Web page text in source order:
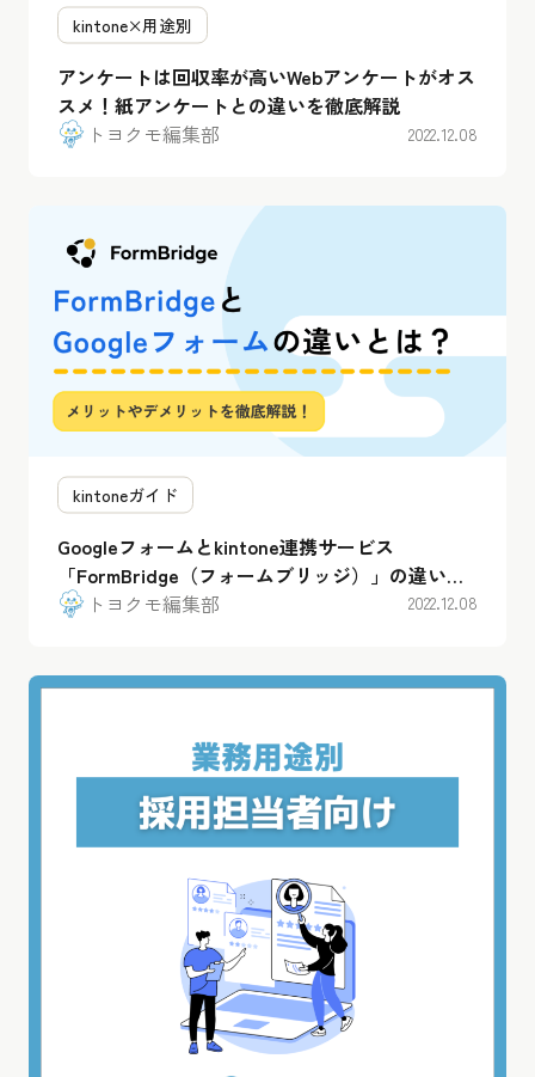
kintone×用途別
アンケートは回収率が高いWebアンケートがオス
スメ！紙アンケートとの違いを徹底解説
トヨクモ編集部
2022.12.08
kintoneガイド
Googleフォームとkintone連携サービス
「FormBridge（フォームブリッジ）」の違いを
徹底解説！
トヨクモ編集部 2022.12.08